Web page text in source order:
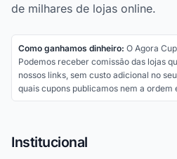
de milhares de lojas online.
Como ganhamos dinheiro: O Agora
Podemos receber comissão das lojas
nossos links, sem custo adicional no
quais cupons publicamos nem a ordem
Institucional